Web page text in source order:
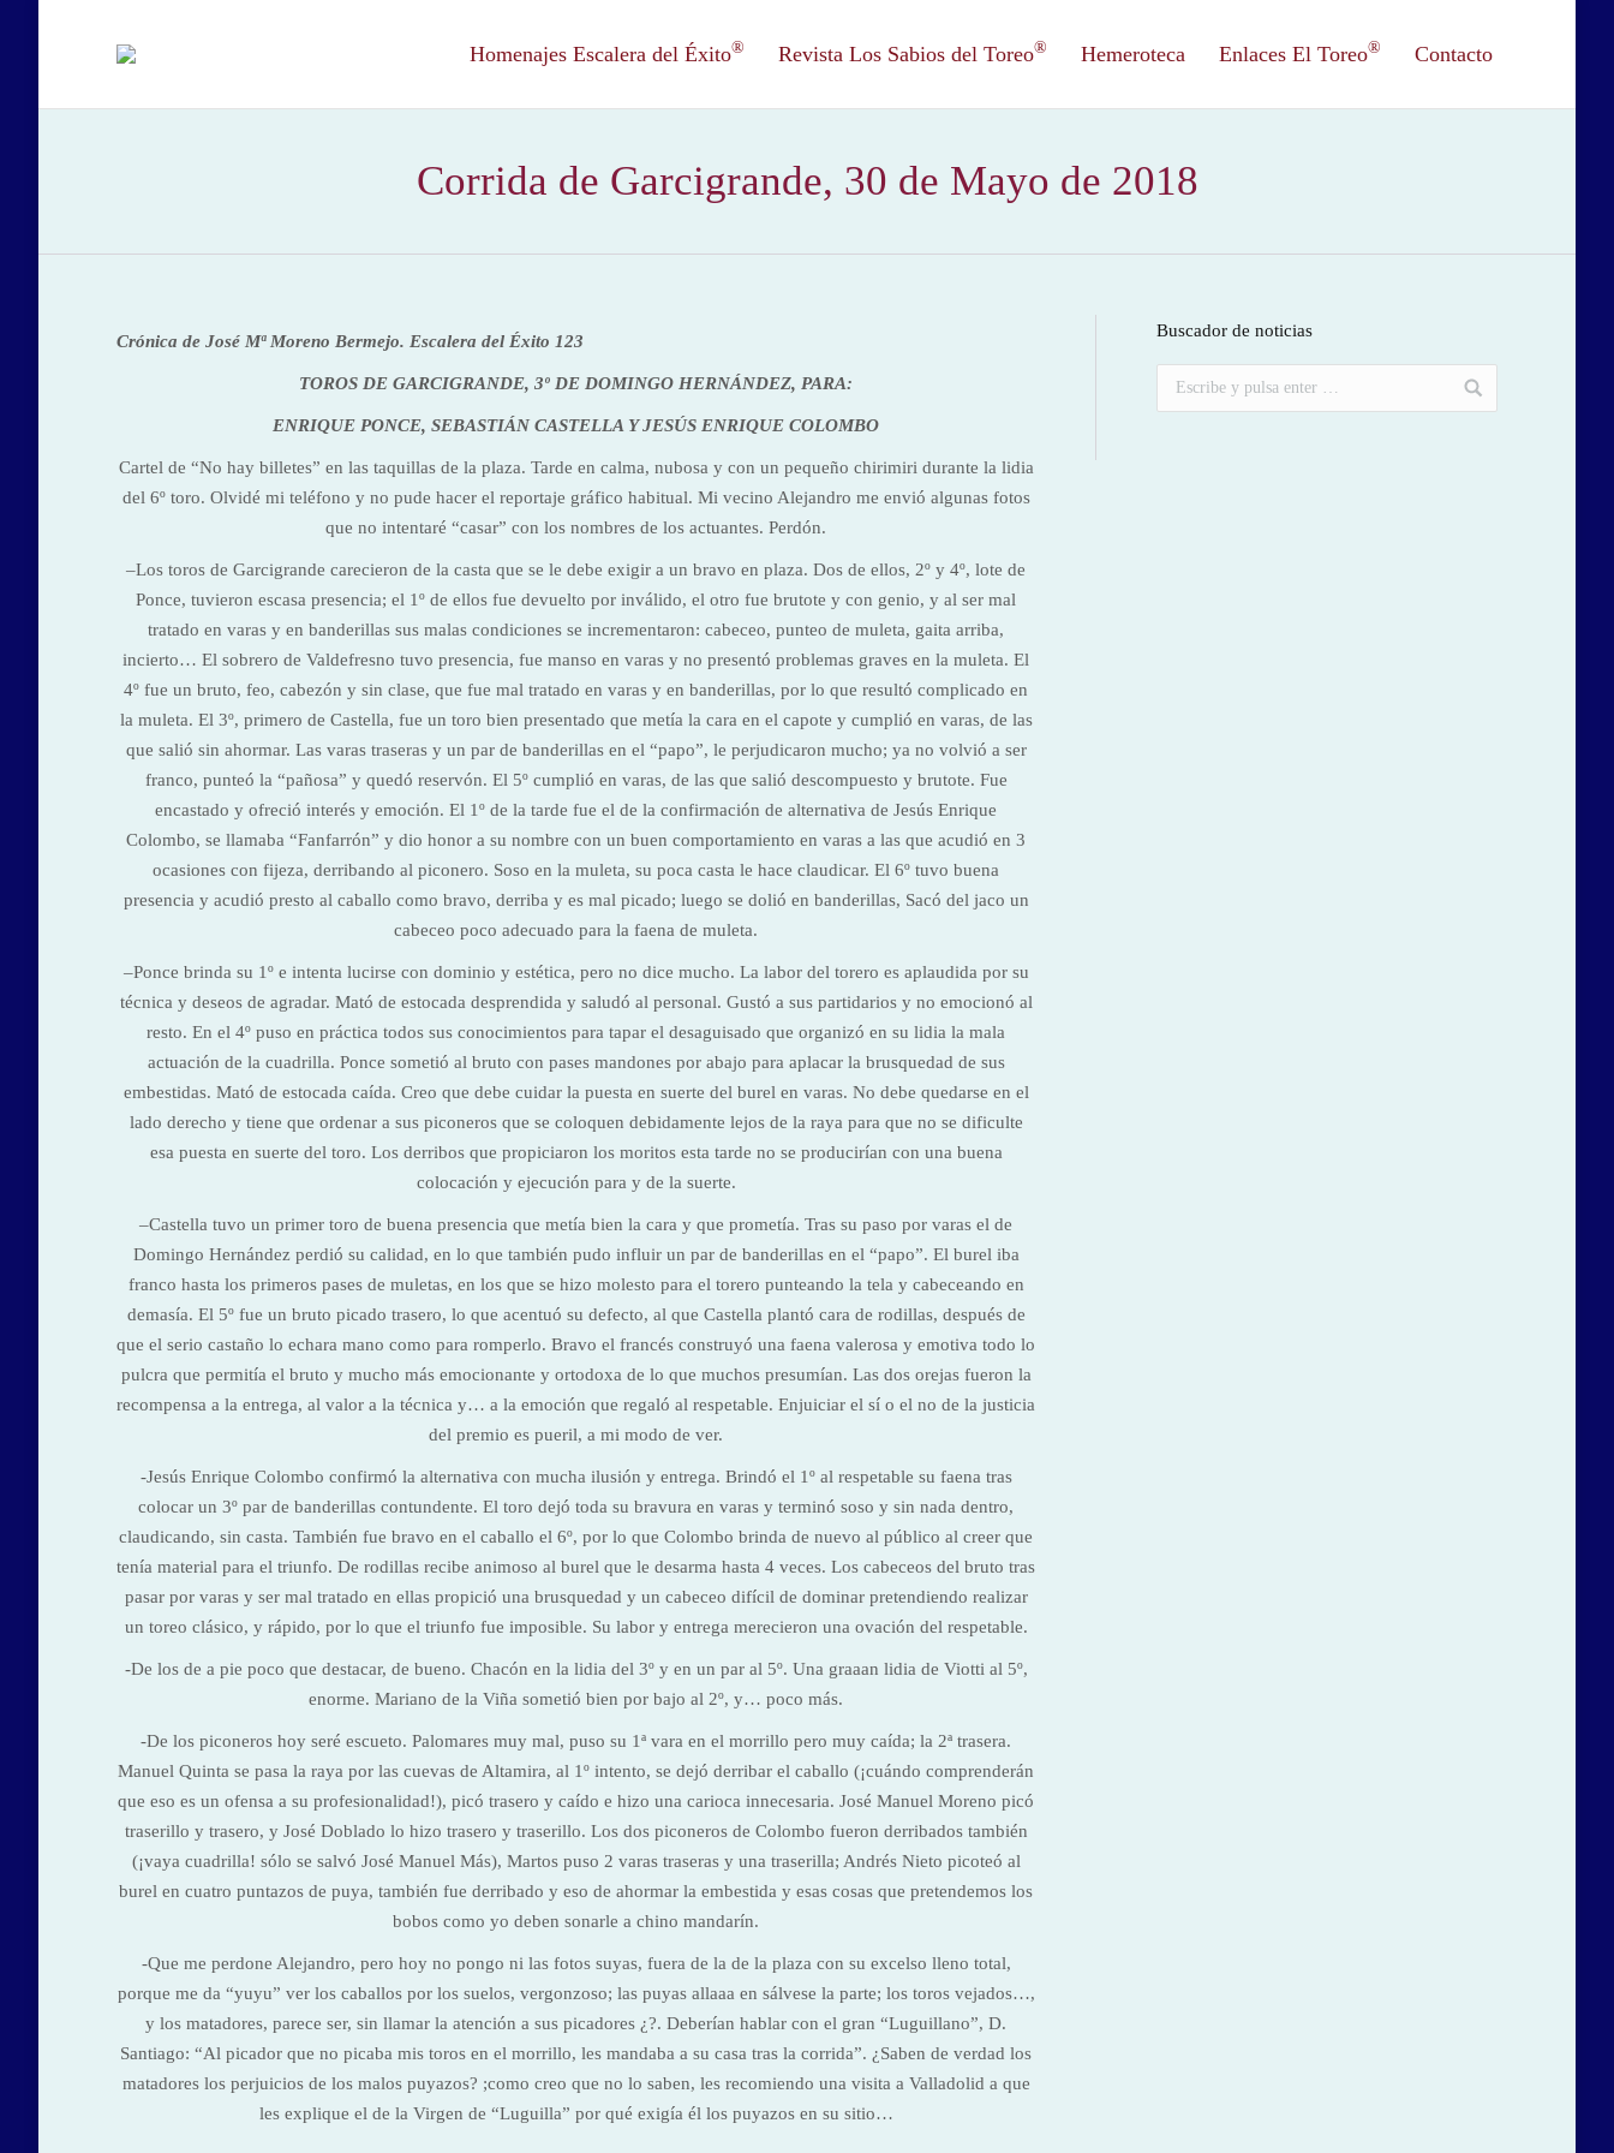
Homenajes Escalera del Éxito® Revista Los Sabios del Toreo® Hemeroteca Enlaces El Toreo® Contacto
Corrida de Garcigrande, 30 de Mayo de 2018
Crónica de José Mª Moreno Bermejo. Escalera del Éxito 123
TOROS DE GARCIGRANDE, 3º DE DOMINGO HERNÁNDEZ, PARA:
ENRIQUE PONCE, SEBASTIÁN CASTELLA Y JESÚS ENRIQUE COLOMBO
Cartel de “No hay billetes” en las taquillas de la plaza. Tarde en calma, nubosa y con un pequeño chirimiri durante la lidia
del 6º toro. Olvidé mi teléfono y no pude hacer el reportaje gráfico habitual. Mi vecino Alejandro me envió algunas fotos
que no intentaré “casar” con los nombres de los actuantes. Perdón.
–Los toros de Garcigrande carecieron de la casta que se le debe exigir a un bravo en plaza. Dos de ellos, 2º y 4º, lote de
Ponce, tuvieron escasa presencia; el 1º de ellos fue devuelto por inválido, el otro fue brutote y con genio, y al ser mal
tratado en varas y en banderillas sus malas condiciones se incrementaron: cabeceo, punteo de muleta, gaita arriba,
incierto… El sobrero de Valdefresno tuvo presencia, fue manso en varas y no presentó problemas graves en la muleta. El
4º fue un bruto, feo, cabezón y sin clase, que fue mal tratado en varas y en banderillas, por lo que resultó complicado en
la muleta. El 3º, primero de Castella, fue un toro bien presentado que metía la cara en el capote y cumplió en varas, de las
que salió sin ahormar. Las varas traseras y un par de banderillas en el “papo”, le perjudicaron mucho; ya no volvió a ser
franco, punteó la “pañosa” y quedó reservón. El 5º cumplió en varas, de las que salió descompuesto y brutote. Fue
encastado y ofreció interés y emoción. El 1º de la tarde fue el de la confirmación de alternativa de Jesús Enrique
Colombo, se llamaba “Fanfarrón” y dio honor a su nombre con un buen comportamiento en varas a las que acudió en 3
ocasiones con fijeza, derribando al piconero. Soso en la muleta, su poca casta le hace claudicar. El 6º tuvo buena
presencia y acudió presto al caballo como bravo, derriba y es mal picado; luego se dolió en banderillas, Sacó del jaco un
cabeceo poco adecuado para la faena de muleta.
–Ponce brinda su 1º e intenta lucirse con dominio y estética, pero no dice mucho. La labor del torero es aplaudida por su
técnica y deseos de agradar. Mató de estocada desprendida y saludó al personal. Gustó a sus partidarios y no emocionó al
resto. En el 4º puso en práctica todos sus conocimientos para tapar el desaguisado que organizó en su lidia la mala
actuación de la cuadrilla. Ponce sometió al bruto con pases mandones por abajo para aplacar la brusquedad de sus
embestidas. Mató de estocada caída. Creo que debe cuidar la puesta en suerte del burel en varas. No debe quedarse en el
lado derecho y tiene que ordenar a sus piconeros que se coloquen debidamente lejos de la raya para que no se dificulte
esa puesta en suerte del toro. Los derribos que propiciaron los moritos esta tarde no se producirían con una buena
colocación y ejecución para y de la suerte.
–Castella tuvo un primer toro de buena presencia que metía bien la cara y que prometía. Tras su paso por varas el de
Domingo Hernández perdió su calidad, en lo que también pudo influir un par de banderillas en el “papo”. El burel iba
franco hasta los primeros pases de muletas, en los que se hizo molesto para el torero punteando la tela y cabeceando en
demasía. El 5º fue un bruto picado trasero, lo que acentuó su defecto, al que Castella plantó cara de rodillas, después de
que el serio castaño lo echara mano como para romperlo. Bravo el francés construyó una faena valerosa y emotiva todo lo
pulcra que permitía el bruto y mucho más emocionante y ortodoxa de lo que muchos presumían. Las dos orejas fueron la
recompensa a la entrega, al valor a la técnica y… a la emoción que regaló al respetable. Enjuiciar el sí o el no de la justicia
del premio es pueril, a mi modo de ver.
-Jesús Enrique Colombo confirmó la alternativa con mucha ilusión y entrega. Brindó el 1º al respetable su faena tras
colocar un 3º par de banderillas contundente. El toro dejó toda su bravura en varas y terminó soso y sin nada dentro,
claudicando, sin casta. También fue bravo en el caballo el 6º, por lo que Colombo brinda de nuevo al público al creer que
tenía material para el triunfo. De rodillas recibe animoso al burel que le desarma hasta 4 veces. Los cabeceos del bruto tras
pasar por varas y ser mal tratado en ellas propició una brusquedad y un cabeceo difícil de dominar pretendiendo realizar
un toreo clásico, y rápido, por lo que el triunfo fue imposible. Su labor y entrega merecieron una ovación del respetable.
-De los de a pie poco que destacar, de bueno. Chacón en la lidia del 3º y en un par al 5º. Una graaan lidia de Viotti al 5º,
enorme. Mariano de la Viña sometió bien por bajo al 2º, y… poco más.
-De los piconeros hoy seré escueto. Palomares muy mal, puso su 1ª vara en el morrillo pero muy caída; la 2ª trasera.
Manuel Quinta se pasa la raya por las cuevas de Altamira, al 1º intento, se dejó derribar el caballo (¡cuándo comprenderán
que eso es un ofensa a su profesionalidad!), picó trasero y caído e hizo una carioca innecesaria. José Manuel Moreno picó
traserillo y trasero, y José Doblado lo hizo trasero y traserillo. Los dos piconeros de Colombo fueron derribados también
(¡vaya cuadrilla! sólo se salvó José Manuel Más), Martos puso 2 varas traseras y una traserilla; Andrés Nieto picoteó al
burel en cuatro puntazos de puya, también fue derribado y eso de ahormar la embestida y esas cosas que pretendemos los
bobos como yo deben sonarle a chino mandarín.
-Que me perdone Alejandro, pero hoy no pongo ni las fotos suyas, fuera de la de la plaza con su excelso lleno total,
porque me da “yuyu” ver los caballos por los suelos, vergonzoso; las puyas allaaa en sálvese la parte; los toros vejados…,
y los matadores, parece ser, sin llamar la atención a sus picadores ¿?. Deberían hablar con el gran “Luguillano”, D.
Santiago: “Al picador que no picaba mis toros en el morrillo, les mandaba a su casa tras la corrida”. ¿Saben de verdad los
matadores los perjuicios de los malos puyazos? ;como creo que no lo saben, les recomiendo una visita a Valladolid a que
les explique el de la Virgen de “Luguilla” por qué exigía él los puyazos en su sitio…
Buscador de noticias